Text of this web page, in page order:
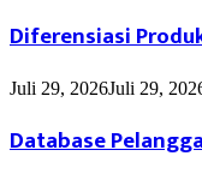
Diferensiasi
Juli 29, 2026Juli 29,
Database